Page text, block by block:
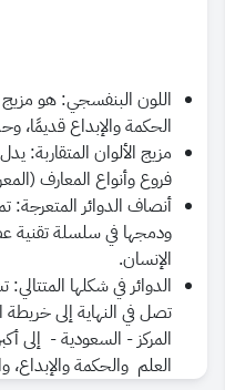
اللون البنفسجي: هو مزيج
الحكمة والإبداع قديمًا،
مزيج الألوان المتقاربة:
فروع وأنواع المعارف
أنصاف الدوائر المتعرجة:
ودمجها في سلسلة تقنية
الإنسان.
الدوائر في شكلها
تصل في النهاية إلى خريطة
المركز - السعودية - إلى
العلم والحكمة والإبداع،